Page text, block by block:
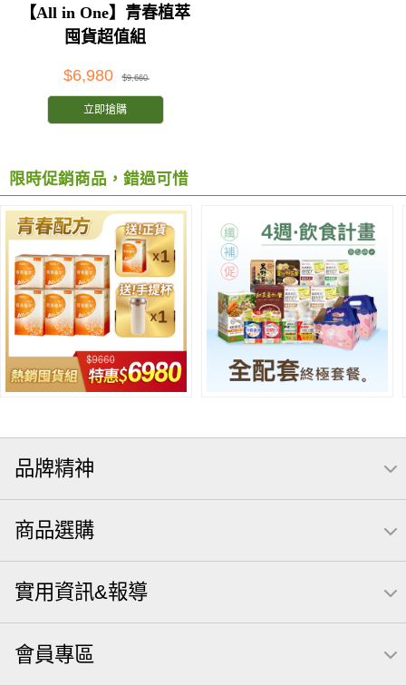
【All in One】青春植萃
囤貨超值組
$6,980 $9,660
立即搶購
限時促銷商品，錯過可惜
品牌精神
商品選購
實用資訊&報導
會員專區